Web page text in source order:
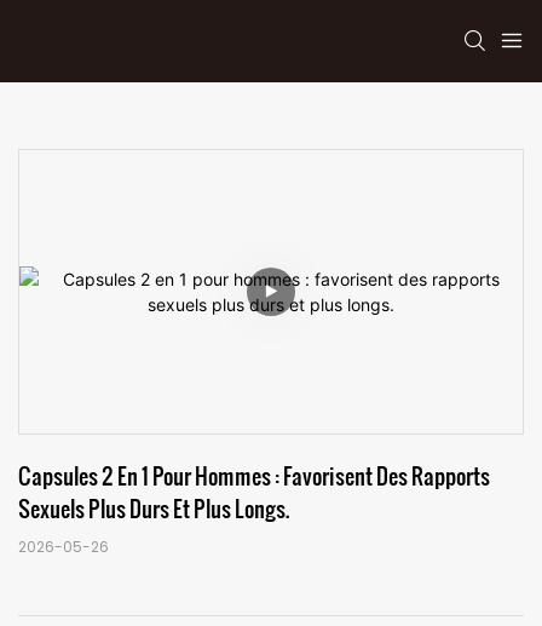
Capsules 2 En 1 Pour Hommes : Favorisent Des Rapports
Sexuels Plus Durs Et Plus Longs.
2026-05-26